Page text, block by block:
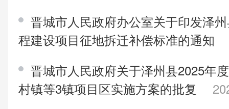
晋城市人民政府办公室关于印发泽
程建设项目征地拆迁补偿标准的通知
晋城市人民政府关于泽州县2025年
村镇等3镇项目区实施方案的批复